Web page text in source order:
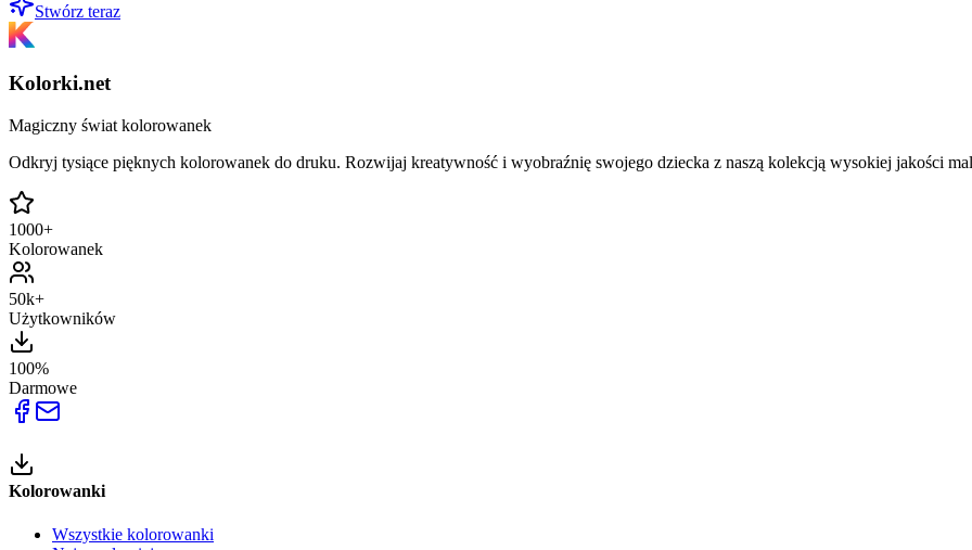
Stwórz teraz
Kolorki.net
Magiczny świat kolorowanek
Odkryj tysiące pięknych kolorowanek do druku. Rozwijaj kreatywność i wyobraźnię swojego dziecka z naszą kolekcją wysokiej jakości
1000+
Kolorowanek
50k+
Użytkowników
100%
Darmowe
Kolorowanki
Wszystkie kolorowanki